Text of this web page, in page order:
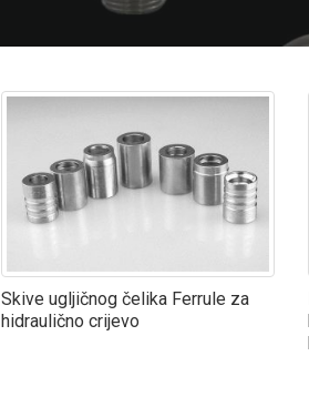
Skive ugljičnog čelika Ferrule za
hidraulično crijevo